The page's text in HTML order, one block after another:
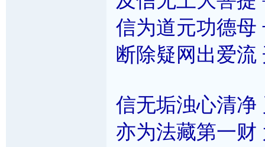
信为道元功德母
断除疑网出爱流
信无垢浊心清净
亦为法藏第一财